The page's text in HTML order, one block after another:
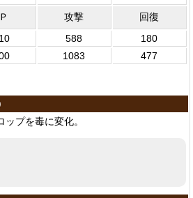
攻撃
回復
588
180
1083 477
プを毒に変化。